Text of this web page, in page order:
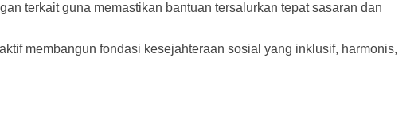
terkait guna memastikan bantuan tersalurkan tepat sasaran dan
membangun fondasi kesejahteraan sosial yang inklusif, harmonis,